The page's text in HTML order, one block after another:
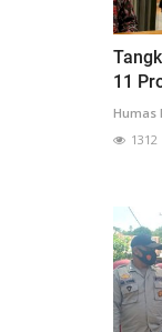
11
Humas
1312